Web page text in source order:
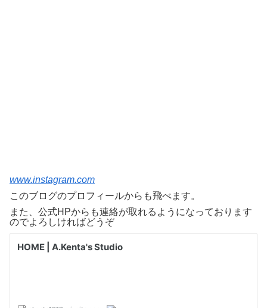
www.instagram.com
このブログのプロフィールからも飛べます。
また、公式HPからも連絡が取れるようになっております
のでよろしければどうぞ